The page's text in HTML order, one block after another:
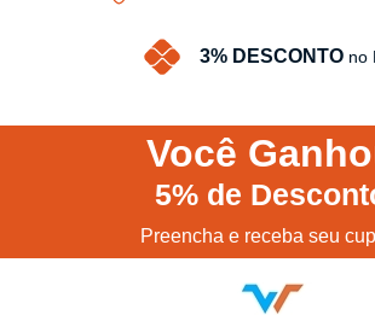
3% DESCONTO no
Você
5% de
Preencha e receba seu